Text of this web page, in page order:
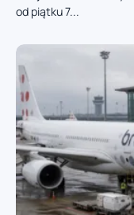
od piątku 7...